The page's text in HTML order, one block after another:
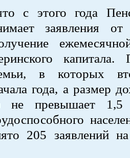
с этого года
заявления
в которых
года, а размер
не превышает 1,5
205 заявлений